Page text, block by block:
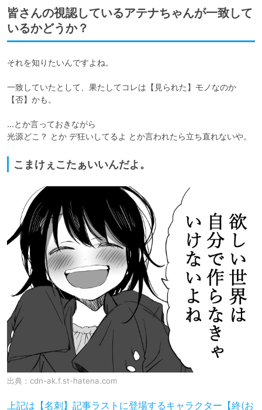
皆さんの視認しているアテナちゃんが一致して
いるかどうか？
それを知りたいんですよね。
一致していたとして、果たしてコレは【見られた】モノなのか
【否】かも。
…とか言っておきながら
光源どこ？ とか デ狂いしてるよ とか言われたら立ち直れないや。
こまけぇこたぁいいんだよ。
出典： cdn-ak.f.st-hatena.com
上記は【名刺】記事ラストに登場するキャラクター【終(お